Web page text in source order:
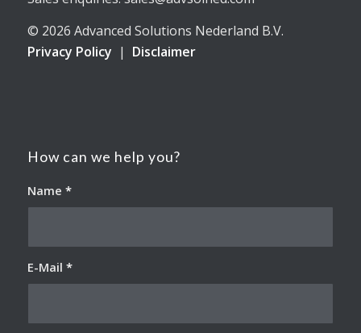
© 2026 Advanced Solutions Nederland B.V.
Privacy Policy | Disclaimer
How can we help you?
Name *
E-Mail *